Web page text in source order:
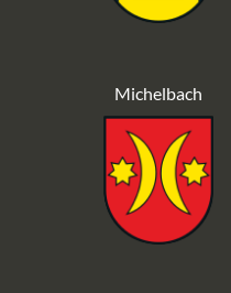
Michelbach